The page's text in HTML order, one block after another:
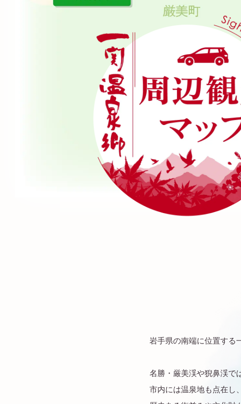
岩手県の南端に位置する
名勝・厳美渓や猊鼻渓で
市内には温泉地も点在し